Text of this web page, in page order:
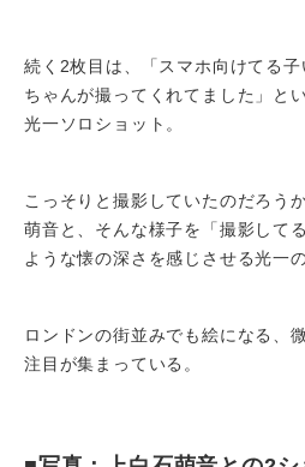
続く2枚目は、「スマホ向けてる
ちゃんが撮ってくれてました」と
光一ソロショット。
こっそりと撮影していたのだろう
萌音と、そんな様子を「撮影して
ような懐の深さを感じさせる光一
ロンドンの街並みでも絵になる、
注目が集まっている。